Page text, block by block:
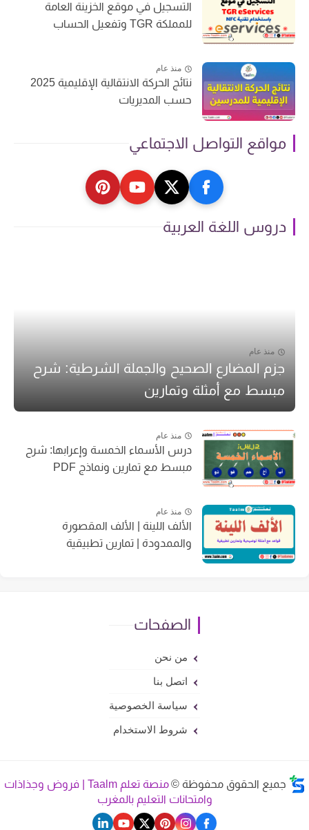
التسجيل في موقع الخزينة العامة
للمملكة TGR وتفعيل الحساب
منذ عام
نتائج الحركة الانتقالية الإقليمية 2025
حسب المديريات
مواقع التواصل الاجتماعي
دروس اللغة العربية
منذ عام
جزم المضارع الصحيح والجملة الشرطية: شرح
مبسط مع أمثلة وتمارين
منذ عام
درس الأسماء الخمسة وإعرابها: شرح
مبسط مع تمارين ونماذج PDF
منذ عام
الألف اللينة | الألف المقصورة
والممدودة | تمارين تطبيقية
الصفحات
من نحن
اتصل بنا
سياسة الخصوصية
شروط الاستخدام
جميع الحقوق محفوظة ©
منصة تعلم Taalm | فروض وجذاذات
وامتحانات التعليم بالمغرب